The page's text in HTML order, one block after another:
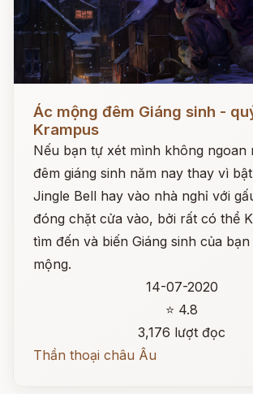
Đọc ngay
Ác mộng đêm Giáng sinh -
Krampus
Nếu bạn tự xét mình không ngoan
đêm giáng sinh năm nay thay vì
Jingle Bell hay vào nhà nghỉ với
đóng chặt cửa vào, bởi rất có thể
tìm đến và biến Giáng sinh của
mộng.
14-07-2020
⭐ 4.8
3,176 lượt đọc
Thần thoại châu Âu